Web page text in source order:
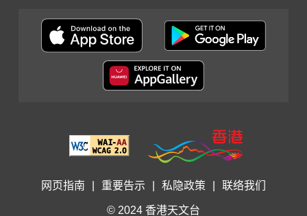
网页指南 重要告示 私隐政策 联络我们
© 2024 香港天文台